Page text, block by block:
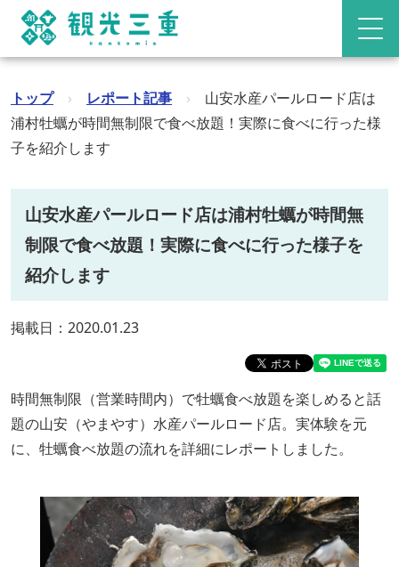
トップ › レポート記事 ›
山安水産パールロード店は
浦村牡蠣が時間無制限で食べ放題！実際に食べに行った様
子を紹介します
山安水産パールロード店は浦村牡蠣が時間無
制限で食べ放題！実際に食べに行った様子を
紹介します
掲載日：2020.01.23
時間無制限（営業時間内）で牡蠣食べ放題を楽しめると話
題の山安（やまやす）水産パールロード店。実体験を元
に、牡蠣食べ放題の流れを詳細にレポートしました。